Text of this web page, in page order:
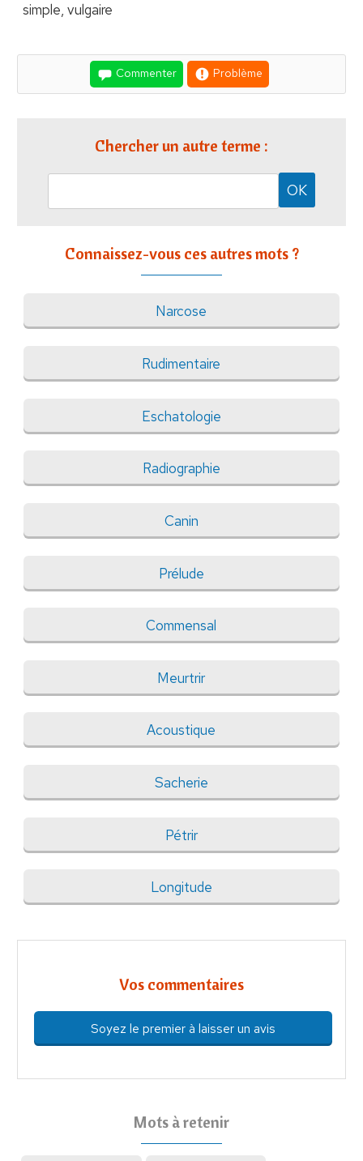
simple, vulgaire
Commenter Problème
Chercher un autre terme :
Connaissez-vous ces autres mots ?
Narcose
Rudimentaire
Eschatologie
Radiographie
Canin
Prélude
Commensal
Meurtrir
Acoustique
Sacherie
Pétrir
Longitude
Vos commentaires
Soyez le premier à laisser un avis
Mots à retenir